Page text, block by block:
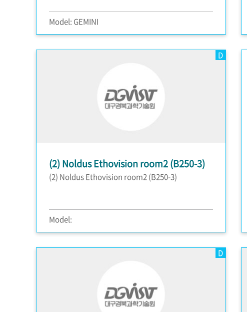
Model: GEMINI
(2) Noldus Ethovision room2 (B250-3)
(2) Noldus Ethovision room2 (B250-3)
Model:
D
D